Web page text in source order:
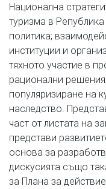
Национална
туризма в
политика;
институции и
тяхното участие в
рационални
популяризиране на
наследство.
част от листата на
представи
основа за
дискусията също
за Плана за